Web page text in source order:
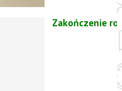
Zakończenie